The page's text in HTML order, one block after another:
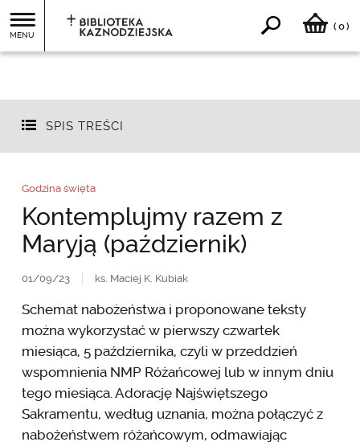
MENU
( 0)
SPIS TREŚCI
Godzina święta
Kontemplujmy razem z
Maryją (październik)
01/09/23 ks. Maciej K. Kubiak
Schemat nabożeństwa i proponowane teksty
można wykorzystać w pierwszy czwartek
miesiąca, 5 października, czyli w przeddzień
wspomnienia NMP Różańcowej lub w innym dniu
tego miesiąca. Adorację Najświętszego
Sakramentu, według uznania, można połączyć z
nabożeństwem różańcowym, odmawiając